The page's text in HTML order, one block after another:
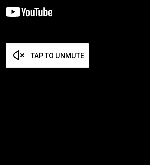
TAP TO UNMUTE